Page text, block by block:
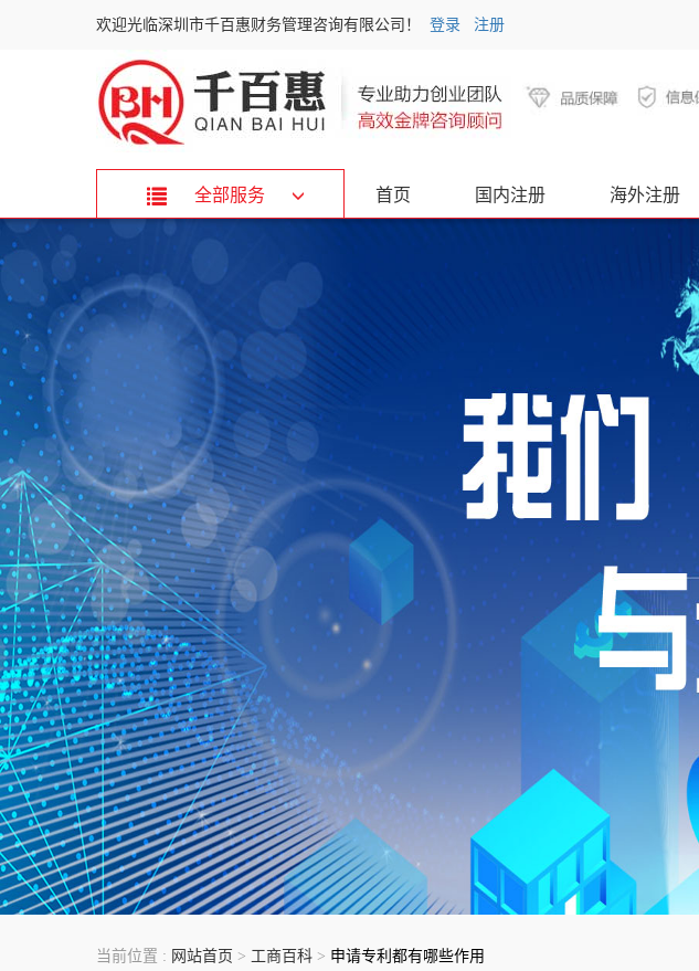
欢迎光临深圳市千百惠财务管理咨询有限公司！ 登录 注册
首页 国内注册 海外注册
全部服务
当前位置 : 网站首页 > 工商百科 > 申请专利都有哪些作用